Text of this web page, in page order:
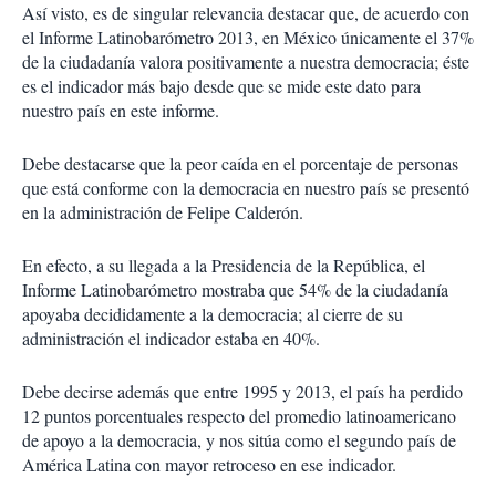
Así visto, es de singular relevancia destacar que, de acuerdo con
el Informe Latinobarómetro 2013, en México únicamente el 37%
de la ciudadanía valora positivamente a nuestra democracia; éste
es el indicador más bajo desde que se mide este dato para
nuestro país en este informe.
Debe destacarse que la peor caída en el porcentaje de personas
que está conforme con la democracia en nuestro país se presentó
en la administración de Felipe Calderón.
En efecto, a su llegada a la Presidencia de la República, el
Informe Latinobarómetro mostraba que 54% de la ciudadanía
apoyaba decididamente a la democracia; al cierre de su
administración el indicador estaba en 40%.
Debe decirse además que entre 1995 y 2013, el país ha perdido
12 puntos porcentuales respecto del promedio latinoamericano
de apoyo a la democracia, y nos sitúa como el segundo país de
América Latina con mayor retroceso en ese indicador.